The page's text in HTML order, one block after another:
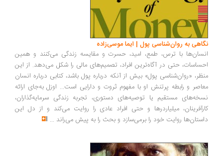
به روان‌شناسی پول | ایما موسی‌زاده
با ترس، طمع، امید، حسرت و مقایسه زندگی می‌کنند و همین
حتی در آگاه‌ترین افراد، تصمیم‌های مالی را شکل می‌دهد. از این
«روان‌شناسی پول» بیش از آنکه درباره پول باشد، کتابی درباره انسان
و رابطه پرتنش او با مفهوم ثروت و دارایی است... اوزل به‌جای ارائه
مستقیم یا توصیه‌های دستوری، تجربه زندگی سرمایه‌گذاران،
میلیاردرها و حتی افراد عادی را روایت می‌کند و از دل این
روایت خود را برمی‌سازد و بحث را به پیش می‌راند...